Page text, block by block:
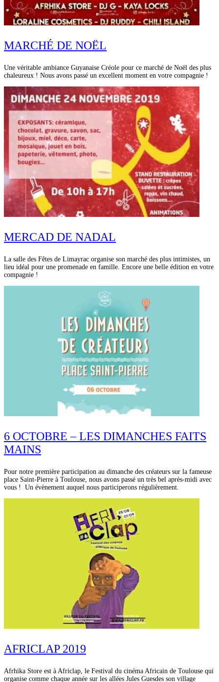
MARCHÉ DE NOËL
Une véritable ambiance Guyanaise Créole pour ce marché de Noël des plus
chaleureux ! Nous avons passé un excellent moment en votre compagnie !
MERCAD DE NADAL
La salle des Fêtes de Limayrac organise son marché des plus intimistes, un
lieu idéal pour une promenade en famille. Encore une belle édition en votre
compagnie !
6 OCTOBRE – LES DIMANCHES FAITS
MAINS
Pour notre première participation au dimanche des créateurs sur la fameuse
place Saint-Pierre à Toulouse, nous avons passé un très bel après-midi avec
vous ! Un évènement auquel nous participerons régulièrement.
AFRICLAP 2019
Afrhika Store est à Africlap, le Festival du cinéma Africain de Toulouse qui
organise comme chaque année sur les allées Jules Guesdes son village